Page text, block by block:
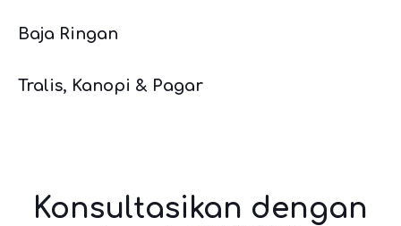
Baja Ringan
Tralis, Kanopi & Pagar
Konsultasikan dengan